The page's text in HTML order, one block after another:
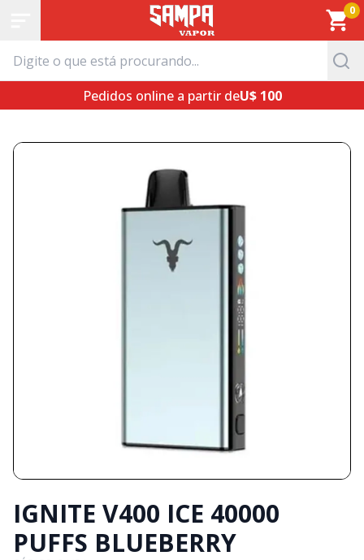
Pedidos online a partir deU$ 100
IGNITE V400 ICE 40000
PUFFS BLUEBERRY
0